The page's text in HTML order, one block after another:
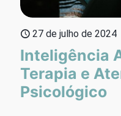
27 de julho de 2024
Inteligência
Terapia e
Psicológico